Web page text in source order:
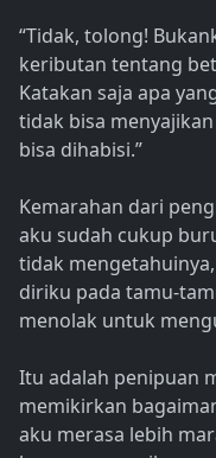
“Tidak, tolong!
keributan tentang
Katakan saja apa
tidak bisa
bisa dihabisi.”
Kemarahan dari
aku sudah cukup
tidak
diriku pada tamu-
menolak untuk
Itu adalah penipuan
memikirkan
aku merasa lebih